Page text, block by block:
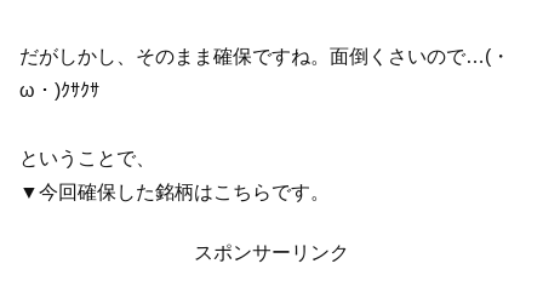
だがしかし、そのまま確保ですね。面倒くさいので…(・
ω・)ｸｻｸｻ
ということで、
▼今回確保した銘柄はこちらです。
スポンサーリンク